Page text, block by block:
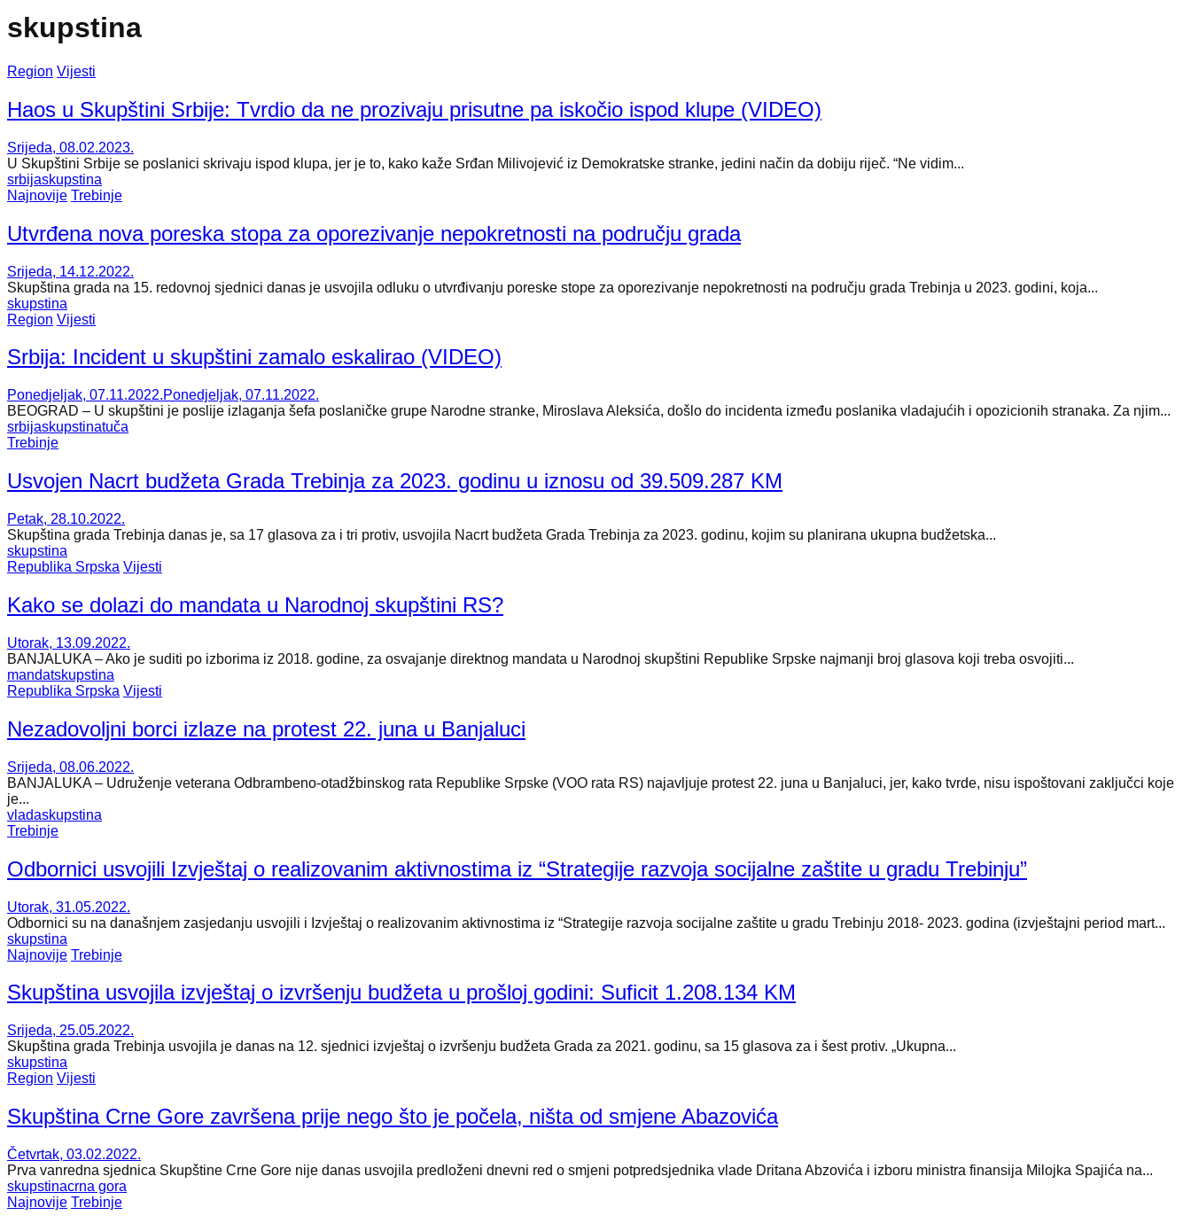
skupstina
Region Vijesti
Haos u Skupštini Srbije: Tvrdio da ne prozivaju prisutne pa iskočio ispod klupe (VIDEO)
Srijeda, 08.02.2023.
U Skupštini Srbije se poslanici skrivaju ispod klupa, jer je to, kako kaže Srđan Milivojević iz Demokratske stranke, jedini način da dobiju riječ. “Ne vidim...
srbijaskupstina
Najnovije Trebinje
Utvrđena nova poreska stopa za oporezivanje nepokretnosti na području grada
Srijeda, 14.12.2022.
Skupština grada na 15. redovnoj sjednici danas je usvojila odluku o utvrđivanju poreske stope za oporezivanje nepokretnosti na području grada Trebinja u 2023. godini, koja...
skupstina
Region Vijesti
Srbija: Incident u skupštini zamalo eskalirao (VIDEO)
Ponedjeljak, 07.11.2022.Ponedjeljak, 07.11.2022.
BEOGRAD – U skupštini je poslije izlaganja šefa poslaničke grupe Narodne stranke, Miroslava Aleksića, došlo do incidenta između poslanika vladajućih i opozicionih stranaka. Za njim...
srbijaskupstinatuča
Trebinje
Usvojen Nacrt budžeta Grada Trebinja za 2023. godinu u iznosu od 39.509.287 KM
Petak, 28.10.2022.
Skupština grada Trebinja danas je, sa 17 glasova za i tri protiv, usvojila Nacrt budžeta Grada Trebinja za 2023. godinu, kojim su planirana ukupna budžetska...
skupstina
Republika Srpska Vijesti
Kako se dolazi do mandata u Narodnoj skupštini RS?
Utorak, 13.09.2022.
BANJALUKA – Ako je suditi po izborima iz 2018. godine, za osvajanje direktnog mandata u Narodnoj skupštini Republike Srpske najmanji broj glasova koji treba osvojiti...
mandatskupstina
Republika Srpska Vijesti
Nezadovoljni borci izlaze na protest 22. juna u Banjaluci
Srijeda, 08.06.2022.
BANJALUKA – Udruženje veterana Odbrambeno-otadžbinskog rata Republike Srpske (VOO rata RS) najavljuje protest 22. juna u Banjaluci, jer, kako tvrde, nisu ispoštovani zaključci koje
je...
vladaskupstina
Trebinje
Odbornici usvojili Izvještaj o realizovanim aktivnostima iz “Strategije razvoja socijalne zaštite u gradu Trebinju”
Utorak, 31.05.2022.
Odbornici su na današnjem zasjedanju usvojili i Izvještaj o realizovanim aktivnostima iz “Strategije razvoja socijalne zaštite u gradu Trebinju 2018- 2023. godina (izvještajni period mart...
skupstina
Najnovije Trebinje
Skupština usvojila izvještaj o izvršenju budžeta u prošloj godini: Suficit 1.208.134 KM
Srijeda, 25.05.2022.
Skupština grada Trebinja usvojila je danas na 12. sjednici izvještaj o izvršenju budžeta Grada za 2021. godinu, sa 15 glasova za i šest protiv. „Ukupna...
skupstina
Region Vijesti
Skupština Crne Gore završena prije nego što je počela, ništa od smjene Abazovića
Četvrtak, 03.02.2022.
Prva vanredna sjednica Skupštine Crne Gore nije danas usvojila predloženi dnevni red o smjeni potpredsjednika vlade Dritana Abzovića i izboru ministra finansija Milojka Spajića na...
skupstinacrna gora
Najnovije Trebinje